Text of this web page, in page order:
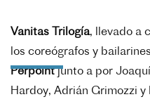
Vanitas Trilogía, llevado a
los coreógrafos y bailarines
Perpointjunto a por
Hardoy, Adrián Grimozzi